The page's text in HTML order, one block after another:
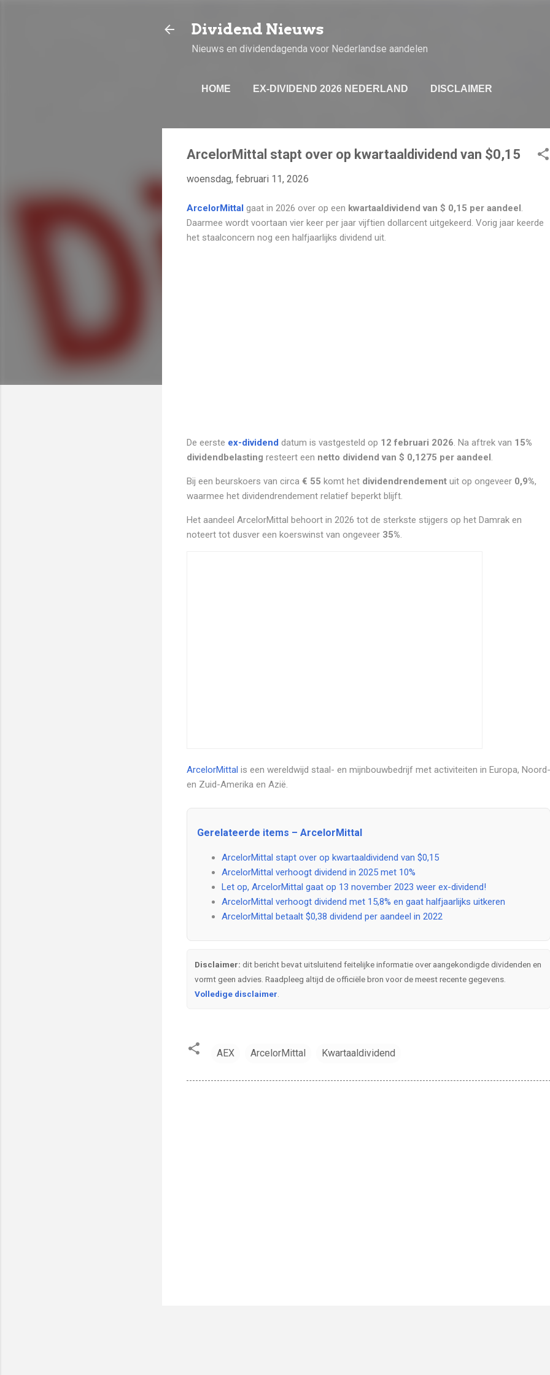
Dividend Nieuws
Nieuws en dividendagenda voor Nederlandse aandelen
HOME EX-DIVIDEND 2026 NEDERLAND DISCLAIMER
ArcelorMittal stapt over op kwartaaldividend van $0,15
woensdag, februari 11, 2026
ArcelorMittal gaat in 2026 over op een kwartaaldividend van $ 0,15 per aandeel
Daarmee wordt voortaan vier keer per jaar vijftien dollarcent uitgekeerd. Vorig jaar keerde
het staalconcern nog een halfjaarlijks dividend uit.
De eerste ex-dividend datum is vastgesteld op 12 februari 2026 . Na aftrek van 15%
dividendbelasting resteert een netto dividend van $ 0,1275 per aandeel
Bij een beurskoers van circa € 55 komt het dividendrendementuit op ongeveer 0,9%,
waarmee het dividendrendement relatief beperkt blijft.
Het aandeel ArcelorMittal behoort in 2026 tot de sterkste stijgers op het Damrak en
noteert tot dusver een koerswinst van ongeveer 35%
ArcelorMittal is een wereldwijd staal- en mijnbouwbedrijf met activiteiten in Europa, Noord-
en Zuid-Amerika en Azië.
Gerelateerde items – ArcelorMittal
ArcelorMittal stapt over op kwartaaldividend van $0,15
ArcelorMittal verhoogt dividend in 2025 met 10%
Let op, ArcelorMittal gaat op 13 november 2023 weer ex-dividend!
ArcelorMittal verhoogt dividend met 15,8% en gaat halfjaarlijks uitkeren
ArcelorMittal betaalt $0,38 dividend per aandeel in 2022
Disclaimer: dit bericht bevat uitsluitend feitelijke informatie over aangekondigde dividenden en
vormt geen advies. Raadpleeg altijd de officiële bron voor de meest recente gegevens.
Volledige disclaimer
AEX ArcelorMittal Kwartaaldividend